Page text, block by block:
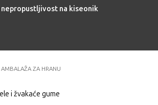
nepropustljivost na kiseonik
AMBALAŽA ZA HRANU